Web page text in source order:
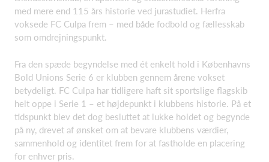
med mere end 115 års historie ved jurastudiet. Herfra
voksede FC Culpa frem – med både fodbold og fællesskab
som omdrejningspunkt.
Fra den spæde begyndelse med ét enkelt hold i Københavns
Bold Unions Serie 6 er klubben gennem årene vokset
betydeligt. FC Culpa har tidligere haft sit sportslige flagskib
helt oppe i Serie 1 – et højdepunkt i klubbens historie. På et
tidspunkt blev det dog besluttet at lukke holdet og begynde
på ny, drevet af ønsket om at bevare klubbens værdier,
sammenhold og identitet frem for at fastholde en placering
for enhver pris.